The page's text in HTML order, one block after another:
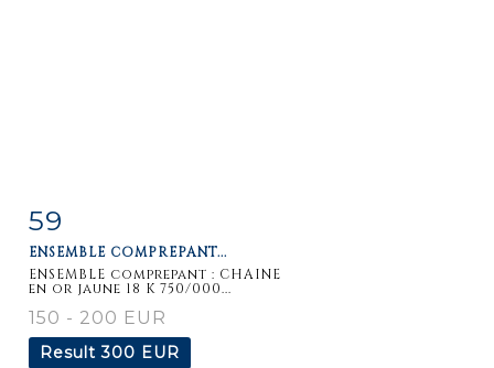
Item detail
59
ENSEMBLE COMPREPANT...
ENSEMBLE comprepant : CHAINE
en or jaune 18 K 750/000...
150 - 200 EUR
Result300 EUR